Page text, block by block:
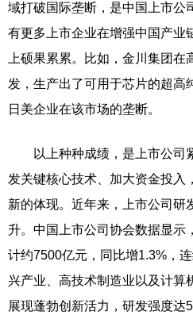
域打破国际垄断，是中国上市公
有更多上市企业在增强中国产业
上硕果累累。比如，金川集团
发，生产出了可用于芯片的超高
日美企业在该市场的垄断。
以上种种成绩，是上市公司
发关键核心技术、加大资金投入
新的体现。近年来，上市公司研
升。中国上市公司协会数据显示
计约7500亿元，同比增1.3%，
兴产业、高技术制造业以及计算
展现蓬勃创新活力，研发强度达